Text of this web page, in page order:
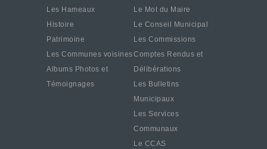
Les Hameaux
Histoire
Patrimoine
Les Communes voisines
Albums Photos et
Témoignages
Le Mot du Maire
Le Conseil Municipal
Les Commissions
Comptes Rendus et
Délibérations
Les Bulletins
Municipaux
Les Services
Communaux
Le CCAS